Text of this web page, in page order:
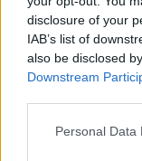
disclosure of your
IAB’s list of
also be disclosed
Downstream
Please note that
Personal Data
ενημερωθείτε
τελευταία νέα
της